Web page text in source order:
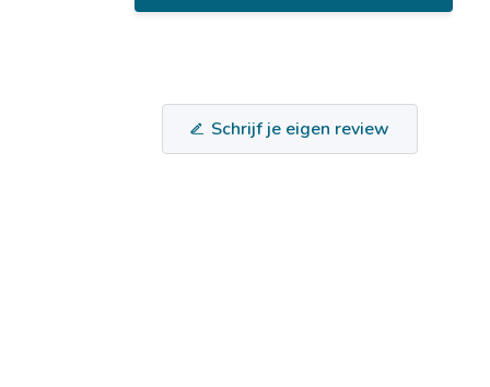
Schrijf je eigen review